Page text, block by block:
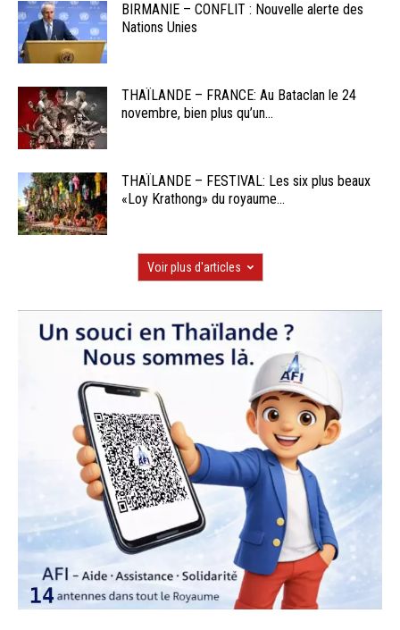
BIRMANIE – CONFLIT : Nouvelle alerte des
Nations Unies
THAÏLANDE – FRANCE: Au Bataclan le 24
novembre, bien plus qu’un...
THAÏLANDE – FESTIVAL: Les six plus beaux
«Loy Krathong» du royaume...
Voir plus d'articles